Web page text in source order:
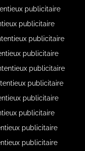
publicitaire
publicitaire
publicitaire
publicitaire
publicitaire
publicitaire
publicitaire
publicitaire
publicitaire
publicitaire